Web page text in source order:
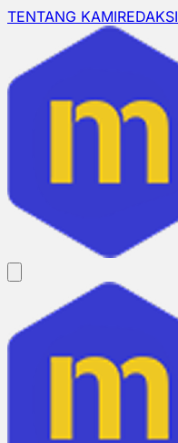
TENTANG KAMIREDAKSI